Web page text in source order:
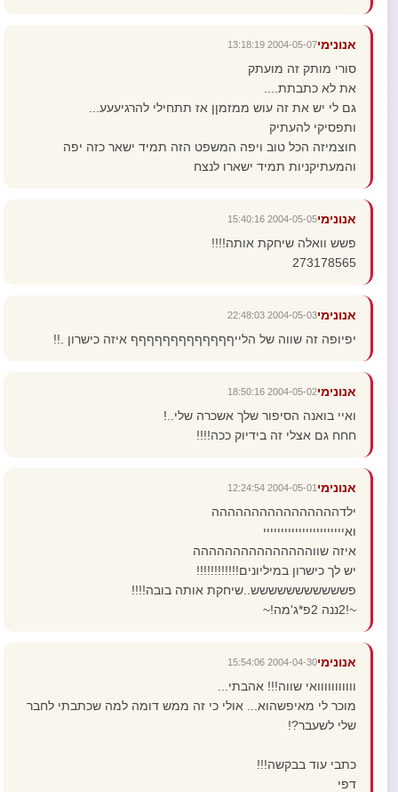
אנונימי2004-05-07 13:18:19
סורי מותק זה מועתק
את לא כתבתת....
גם לי יש את זה עוש ממזמןן אז תתחילי להרגיעעע...
ותפסיקי להעתיק
חוצמיזה הכל טוב ויפה המשפט הזה תמיד ישאר כזה יפה
והמעתיקניות תמיד ישארו לנצח
אנונימי2004-05-05 15:40:16
פשש וואלה שיחקת אותה!!!!
273178565
אנונימי2004-05-03 22:48:03
יפיופה זה שווה של הלייףףףףףףףףףףףףף איזה כישרון .!!
אנונימי2004-05-02 18:50:16
ואיי בואנה הסיפור שלך אשכרה שלי..!
חחח גם אצלי זה בידיוק ככה!!!!
אנונימי 2004-05-01 12:24:54
ילדהההההההההההההההה
ואייייייייייייייייייייייי
איזה שווההההההההההההההה
יש לך כישרון במיליונים!!!!!!!!!!!!
פששששששששששש..שיחקת אותה בובה!!!!
~!2ננה 2פ*ג'מה!~
אנונימי2004-04-30 15:54:06
ווווווווווואי שווה!!! אהבתי...
מוכר לי מאיפשהוא... אולי כי זה ממש דומה למה שכתבתי לחבר
שלי לשעבר?!
כתבי עוד בבקשה!!!
דפי